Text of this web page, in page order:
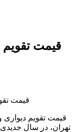
قیمت تقویم
قیمت
قیمت تقویم دیواری
تهران، در سال